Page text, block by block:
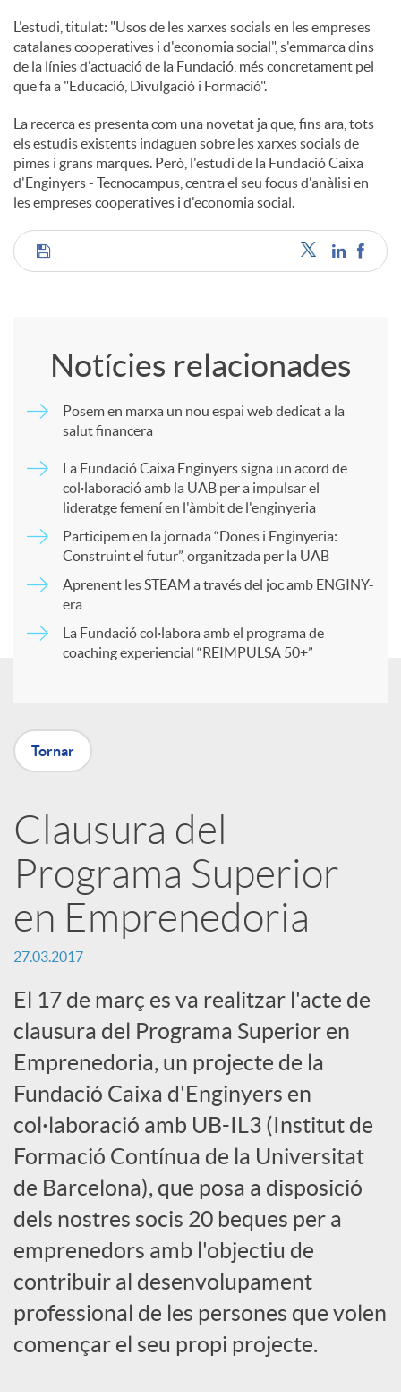
L'estudi, titulat: "Usos de les xarxes socials en les empreses
catalanes cooperatives i d'economia social", s'emmarca dins
de la línies d'actuació de la Fundació, més concretament pel
que fa a "Educació, Divulgació i Formació".
La recerca es presenta com una novetat ja que, fins ara, tots
els estudis existents indaguen sobre les xarxes socials de
pimes i grans marques. Però, l'estudi de la Fundació Caixa
d'Enginyers - Tecnocampus, centra el seu focus d'anàlisi en
les empreses cooperatives i d'economia social.
C
r
X
a
r
x
e
s
S
o
c
i
Notícies relacionades
Posem en marxa un nou espai web dedicat a la
salut financera
La Fundació Caixa Enginyers signa un acord de
col·laboració amb la UAB per a impulsar el
lideratge femení en l'àmbit de l'enginyeria
Participem en la jornada “Dones i Enginyeria:
Construint el futur”, organitzada per la UAB
Aprenent les STEAM a través del joc amb ENGINY-
era
La Fundació col·labora amb el programa de
coaching experiencial “REIMPULSA 50+”
Tornar
Clausura del
Programa Superior
en Emprenedoria
27.03.2017
El 17 de març es va realitzar l'acte de
clausura del Programa Superior en
Emprenedoria, un projecte de la
Fundació Caixa d'Enginyers en
col·laboració amb UB-IL3 (Institut de
Formació Contínua de la Universitat
de Barcelona), que posa a disposició
dels nostres socis 20 beques per a
emprenedors amb l'objectiu de
contribuir al desenvolupament
professional de les persones que volen
començar el seu propi projecte.